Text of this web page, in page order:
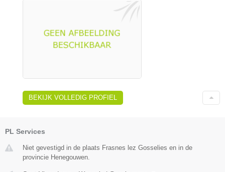
BEKIJK VOLLEDIG PROFIEL
PL Services
Niet gevestigd in de plaats Frasnes lez Gosselies en in de
provincie Henegouwen.